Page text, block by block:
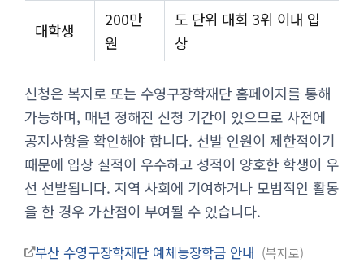
대학생
200만
원
도 단위 대회 3위 이내 입
상
신청은 복지로 또는 수영구장학재단 홈페이지를 통해
가능하며, 매년 정해진 신청 기간이 있으므로 사전에
공지사항을 확인해야 합니다. 선발 인원이 제한적이기
때문에 입상 실적이 우수하고 성적이 양호한 학생이 우
선 선발됩니다. 지역 사회에 기여하거나 모범적인 활동
을 한 경우 가산점이 부여될 수 있습니다.
부산 수영구장학재단 예체능장학금 안내 복지로